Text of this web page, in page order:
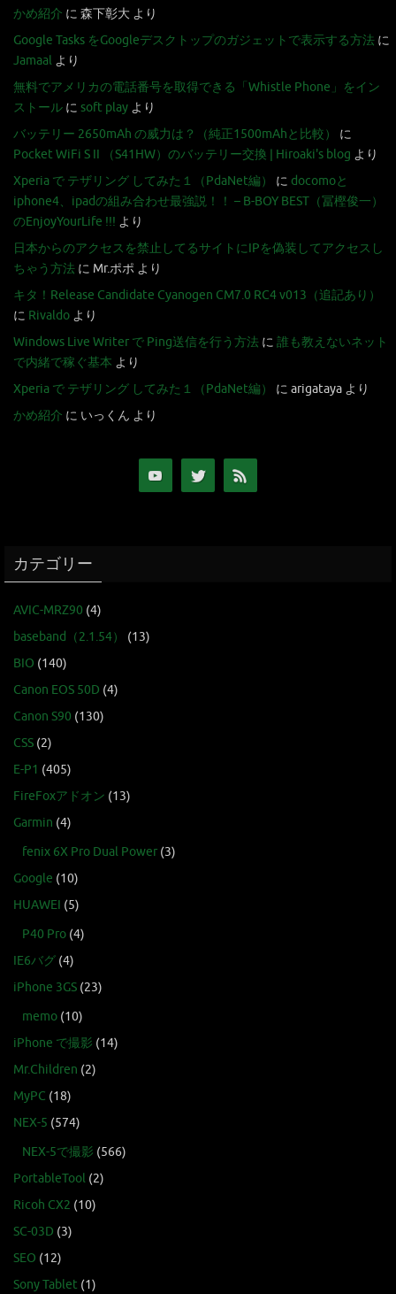
かめ紹介 に 森下彰大 より
Google Tasks をGoogleデスクトップのガジェットで表示する方法 に
Jamaal より
無料でアメリカの電話番号を取得できる「Whistle Phone」をイン
ストール に soft play より
バッテリー 2650mAh の威力は？（純正1500mAhと比較）
に
Pocket WiFi S II （S41HW）のバッテリー交換 | Hiroaki's blog より
Xperia で テザリング してみた１（PdaNet編）
に docomoと
iphone4、ipadの組み合わせ最強説！！ – B-BOY BEST（冨樫俊一）
のEnjoyYourLife !!! より
日本からのアクセスを禁止してるサイトにIPを偽装してアクセスし
ちゃう方法 に Mr.ポポ より
キタ！Release Candidate Cyanogen CM7.0 RC4 v013（追記あり）
に Rivaldo より
Windows Live Writer で Ping送信を行う方法 に 誰も教えないネット
で内緒で稼ぐ基本 より
Xperia で テザリング してみた１（PdaNet編）
に arigataya より
かめ紹介 に いっくん より
カテゴリー
AVIC-MRZ90 (4)
baseband（2.1.54）
(13)
BIO (140)
Canon EOS 50D (4)
Canon S90 (130)
CSS (2)
E-P1 (405)
FireFoxアドオン (13)
Garmin (4)
fenix 6X Pro Dual Power (3)
Google (10)
HUAWEI (5)
P40 Pro (4)
IE6バグ (4)
iPhone 3GS (23)
memo (10)
iPhone で撮影 (14)
Mr.Children (2)
MyPC (18)
NEX-5 (574)
NEX-5で撮影 (566)
PortableTool (2)
Ricoh CX2 (10)
SC-03D (3)
SEO (12)
Sony Tablet (1)